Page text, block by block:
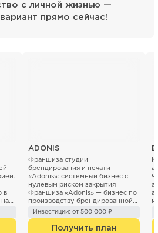
с личной жизнью —
прямо сейчас!
в
на
ADONIS
Франшиза студии
брендирования и печати
«Adonis»: системный бизнес с
нулевым риском закрытия
Франшиза «Adonis» — бизнес по
производству брендированной
продукции (печать...
Инвестиции: от 500 000 ₽
Получить план